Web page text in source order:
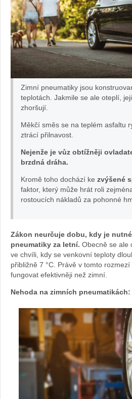
Zimní pneumatiky jsou
teplotách. Jakmile se ale oteplí,
zhoršují.
Měkčí směs se na teplém asfaltu
ztrácí přilnavost.
Nejenže je vůz obtížněji
brzdná dráha.
Kromě toho dochází ke zvýšené
faktor, který může hrát roli
rostoucích nákladů za pohonné
Zákon neurčuje dobu, kdy je
pneumatiky za letní. Obecně se ale
ve chvíli, kdy se venkovní teploty
přibližně 7 °C. Právě v tomto
fungovat efektivněji než zimní.
Nehoda na zimních